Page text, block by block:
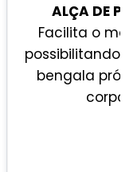
ALÇA DE
Facilita o
possibilitando
bengala
corpo.